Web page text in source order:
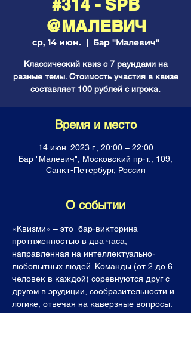
#314 - SPB
@МАЛЕВИЧ
ср, 14 июн.
  |
Бар "Малевич"
Классический квиз с 7 раундами на
разные темы. Стоимость участия в квизе
составляет 100 рублей с игрока.
Время и место
14 июн. 2023 г., 20:00 – 22:00
Бар "Малевич", Московский пр-т., 109,
Санкт-Петербург, Россия
О событии
«Квизми» – это  бар-викторина
протяженностью в два часа,
направленная на интеллектуально-
любопытных людей. Команды (от 2 до 6
человек в каждой) соревнуются друг с
другом в эрудиции, сообразительности и
логике, отвечая на каверзные вопросы.
Все команды получают горы знаний,